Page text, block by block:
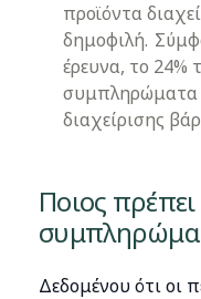
προϊόντα
δημοφιλή.
έρευνα, το
συμπληρώματα
διαχείρισης
Ποιος
Δεδομένου ότι οι